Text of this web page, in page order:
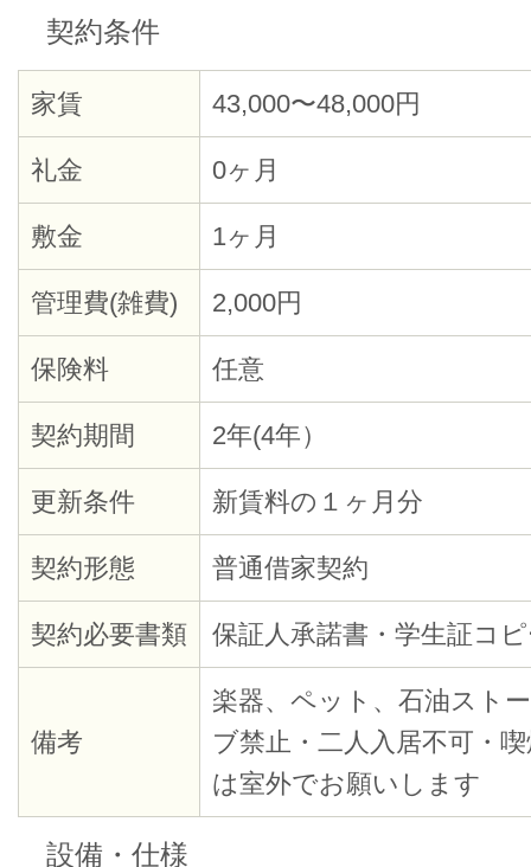
契約条件
家賃 43,000〜48,000円
礼金 0ヶ月
敷金 1ヶ月
管理費(雑費) 2,000円
保険料 任意
契約期間 2年(4年）
更新条件 新賃料の１ヶ月分
契約形態 普通借家契約
契約必要書類 保証人承諾書・学生証コ
備考
楽器、ペット、石油スト
ブ禁止・二人入居不可・
は室外でお願いします
設備・仕様